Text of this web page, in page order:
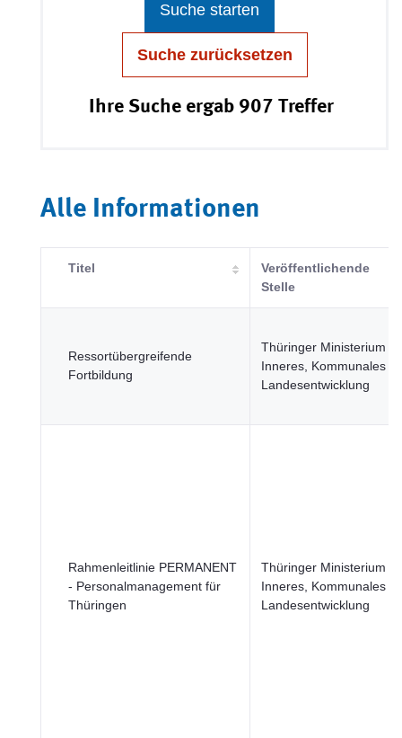
Suche starten
Suche zurücksetzen
Ihre Suche ergab 907 Treffer
Alle Informationen
Titel
Veröffentlichende
Stelle
Ressortübergreifende
Fortbildung
Thüringer Ministerium
Inneres, Kommunales
Landesentwicklung
Rahmenleitlinie PERMANENT
- Personalmanagement für
Thüringen
Thüringer Ministerium
Inneres, Kommunales
Landesentwicklung